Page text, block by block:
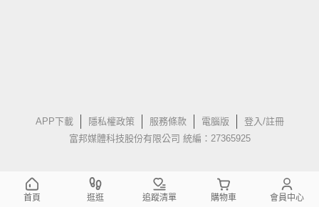
APP下載 隱私權政策 服務條款 電腦版
登入/註冊
富邦媒體科技股份有限公司 統編：27365925
首頁 逛逛 追蹤清單 購物車 會員中心